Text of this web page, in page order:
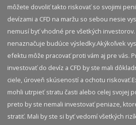
môžete dovoliť takto riskovať so svojimi
devízami a CFD na maržu so sebou nesie
nemusí byť vhodné pre všetkých
nenaznačuje budúce výsledky.​ Akýkoľvek
efektu môže pracovať proti vám aj pre vás.
investovať do devíz a CFD by ste mali
ciele, úroveň skúseností a ochotu riskovať.​
mohli utrpieť stratu časti alebo celej svojej
preto by ste nemali investovať peniaze,
stratiť. Mali by ste si byť vedomí všetkých